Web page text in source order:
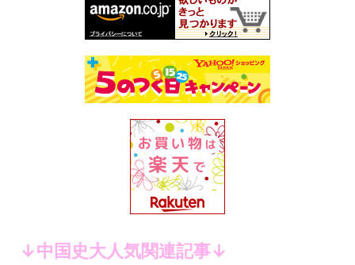
↓中国史大人気関連記事↓